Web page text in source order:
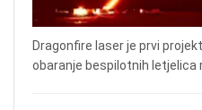
Dragonfire laser je prvi
obaranje bespilotnih letjelica